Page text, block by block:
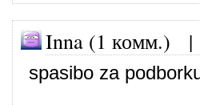
Inna (1 комм.) |
spasibo za